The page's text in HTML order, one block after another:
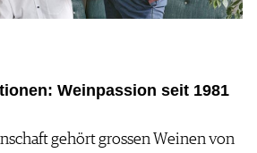
Weinpassion seit 1981
gehört grossen Weinen von